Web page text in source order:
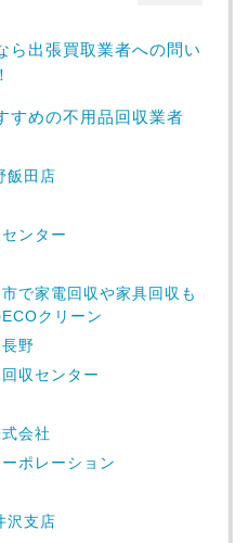
ら出張買取業者への問い
すめの不用品回収業者
飯田店
ンター
で家電回収や家具回収も
クリーン
野
収センター
会社
ポレーション
沢支店